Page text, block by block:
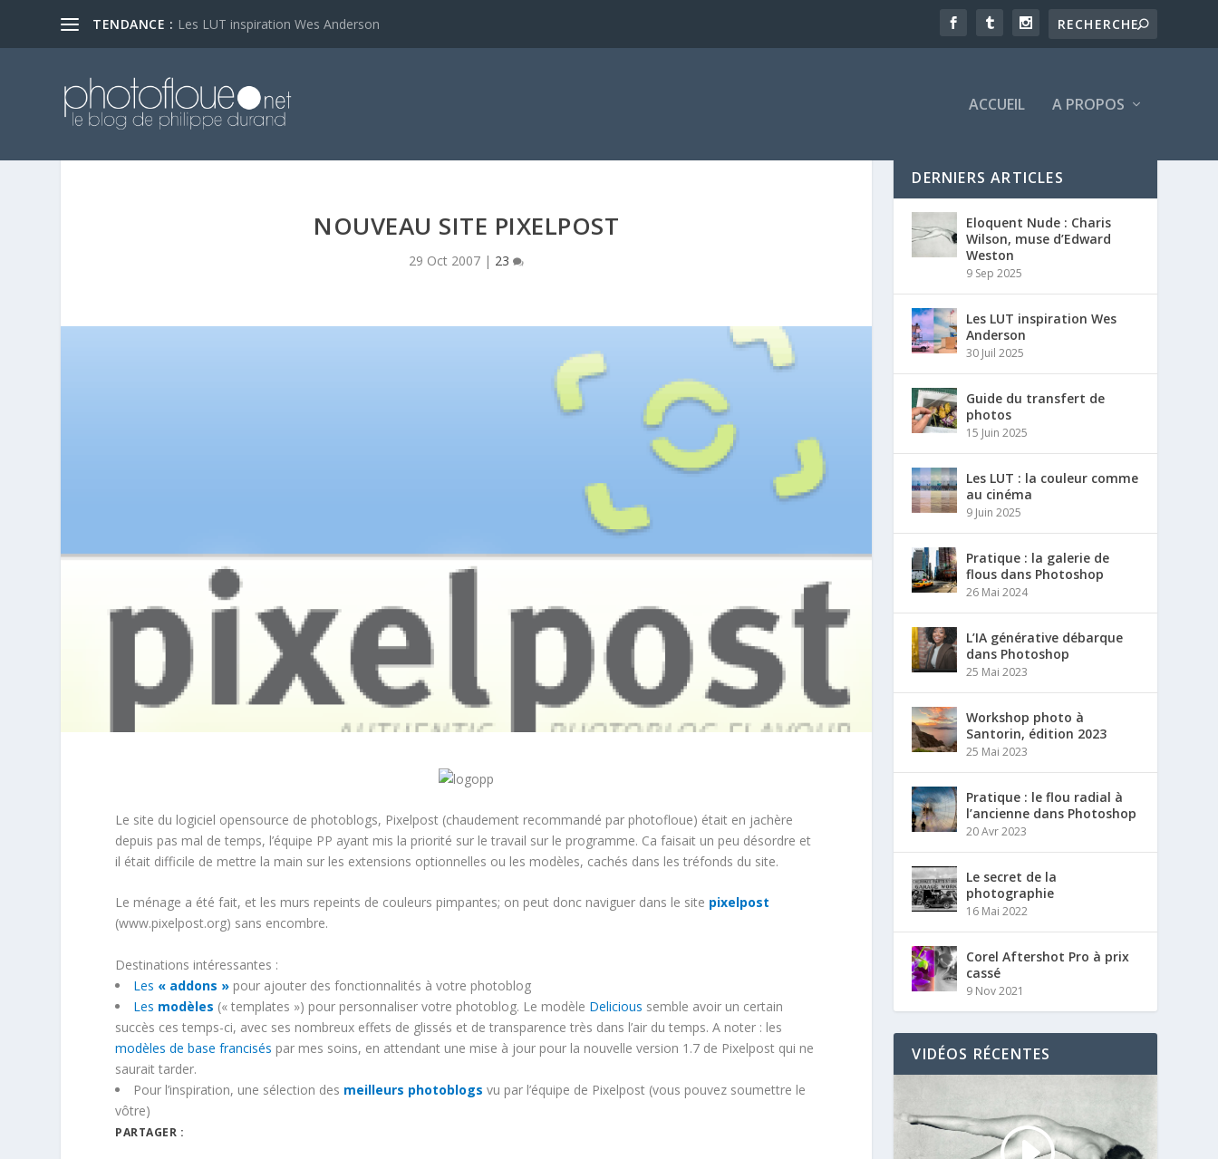
TENDANCE : Les LUT inspiration Wes Anderson
ACCUEIL A PROPOS
NOUVEAU SITE PIXELPOST
29 Oct 2007 | 23
Le site du logiciel opensource de photoblogs, Pixelpost (chaudement recommandé par photofloue) était en jachère
depuis pas mal de temps, l’équipe PP ayant mis la priorité sur le travail sur le programme. Ca faisait un peu désordre et
il était difficile de mettre la main sur les extensions optionnelles ou les modèles, cachés dans les tréfonds du site.
Le ménage a été fait, et les murs repeints de couleurs pimpantes; on peut donc naviguer dans le site pixelpost
(www.pixelpost.org) sans encombre.
Destinations intéressantes :
Les « addons » pour ajouter des fonctionnalités à votre photoblog
Les modèles (« templates ») pour personnaliser votre photoblog. Le modèle Delicious semble avoir un certain
succès ces temps-ci, avec ses nombreux effets de glissés et de transparence très dans l’air du temps. A noter : les
modèles de base francisés par mes soins, en attendant une mise à jour pour la nouvelle version 1.7 de Pixelpost qui ne
saurait tarder.
Pour l’inspiration, une sélection des meilleurs photoblogs vu par l’équipe de Pixelpost (vous pouvez soumettre le
vôtre)
PARTAGER :
DERNIERS ARTICLES
Eloquent Nude : Charis
Wilson, muse d’Edward
Weston
9 Sep 2025
Les LUT inspiration Wes
Anderson
30 Juil 2025
Guide du transfert de
photos
15 Juin 2025
Les LUT : la couleur comme
au cinéma
9 Juin 2025
Pratique : la galerie de
flous dans Photoshop
26 Mai 2024
L’IA générative débarque
dans Photoshop
25 Mai 2023
Workshop photo à
Santorin, édition 2023
25 Mai 2023
Pratique : le flou radial à
l’ancienne dans Photoshop
20 Avr 2023
Le secret de la
photographie
16 Mai 2022
Corel Aftershot Pro à prix
cassé
9 Nov 2021
VIDÉOS RÉCENTES